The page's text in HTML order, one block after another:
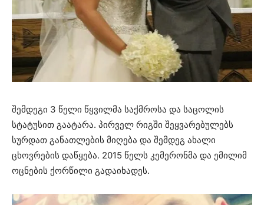
შემდეგი 3 წელი წყვილმა საქმროსა და საცოლის
სტატუსით გაატარა. პირველ რიგში შეყვარებულებს
სურდათ განათლების მიღება და შემდეგ ახალი
ცხოვრების დაწყება. 2015 წელს კემერონმა და ემილიმ
ოცნების ქორწილი გადაიხადეს.